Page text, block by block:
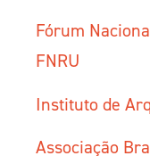
Fórum
FNRU
Instituto de
Associação